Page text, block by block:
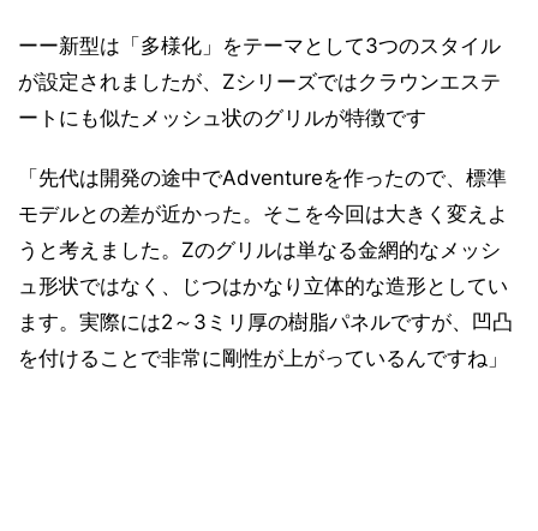
ーー新型は「多様化」をテーマとして3つのスタイル
が設定されましたが、Zシリーズではクラウンエステ
ートにも似たメッシュ状のグリルが特徴です
「先代は開発の途中でAdventureを作ったので、標準
モデルとの差が近かった。そこを今回は大きく変えよ
うと考えました。Zのグリルは単なる金網的なメッシ
ュ形状ではなく、じつはかなり立体的な造形としてい
ます。実際には2～3ミリ厚の樹脂パネルですが、凹凸
を付けることで非常に剛性が上がっているんですね」